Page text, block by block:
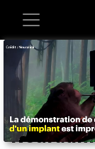
Accueil Societe
Ce
la